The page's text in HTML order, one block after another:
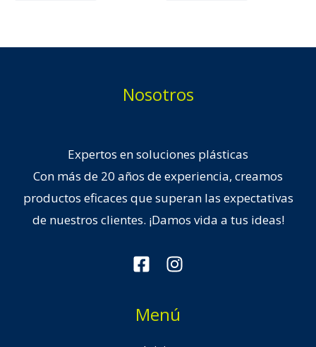
Nosotros
Expertos en soluciones plásticas
Con más de 20 años de experiencia, creamos
productos eficaces que superan las expectativas
de nuestros clientes. ¡Damos vida a tus ideas!
Menú